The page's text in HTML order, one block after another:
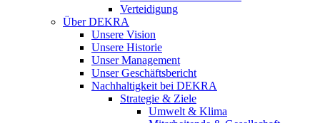
Verteidigung
Über DEKRA
Unsere Vision
Unsere Historie
Unser Management
Unser Geschäftsbericht
Nachhaltigkeit bei DEKRA
Strategie & Ziele
Umwelt & Klima